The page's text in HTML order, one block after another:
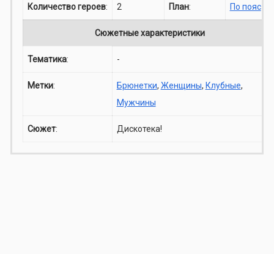
Количество героев: 2 План: По пояс
Сюжетные характеристики
Тематика: -
Метки: Брюнетки, Женщины, Клубные,
Мужчины
Сюжет: Дискотека!